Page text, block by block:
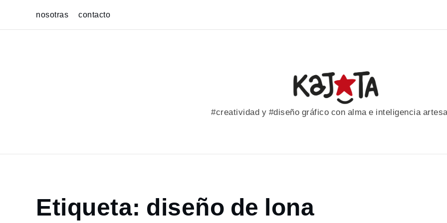
content
nosotras contacto
#creatividad y #diseño gráfico con alma e inteligencia
Home
portfolio
Etiqueta: diseño de lona